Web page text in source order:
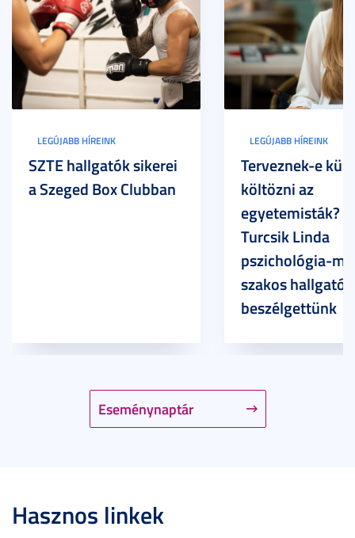
Eseménynaptár
LEGÚJABB HÍREINK
SZTE hallgatók sikerei
a Szeged Box Clubban
LEGÚJABB HÍREINK
Terveznek-e
költözni az
egyetemisták? –
Turcsik Linda
pszichológia-
szakos
beszélgettünk
Hasznos linkek